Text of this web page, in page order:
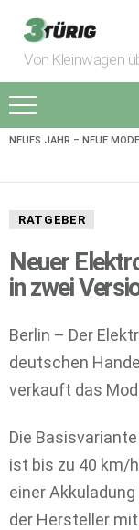
Von Kleinwagen
AKTUELLES
NEUES JAHR – NEUE
RATGEBER
Neuer
in zwei
Berlin – Der
deutschen
verkauft das
Die
ist bis zu 40 km/
einer
der Hersteller